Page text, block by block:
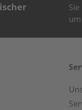
KONTAKT
Name des
Service ab 50 kW